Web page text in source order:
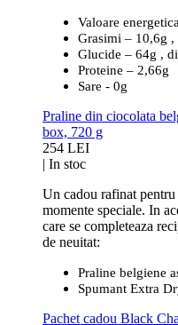
Valoare
Grasimi – 10,6g
Glucide – 64g ,
Proteine – 2,66g
Sare - 0g
Praline din ciocolata
box, 720 g
254 LEI
| In stoc
Un cadou rafinat pentru
momente speciale. In
care se completeaza
de neuitat:
Praline belgiene
Spumant Extra
Pachet cadou Black